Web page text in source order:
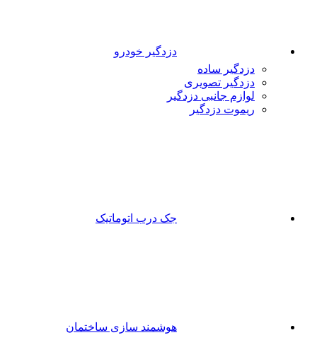
دزدگیر خودرو
دزدگیر ساده
دزدگیر تصویری
لوازم جانبی دزدگیر
ریموت دزدگیر
جک درب اتوماتیک
هوشمند سازی ساختمان